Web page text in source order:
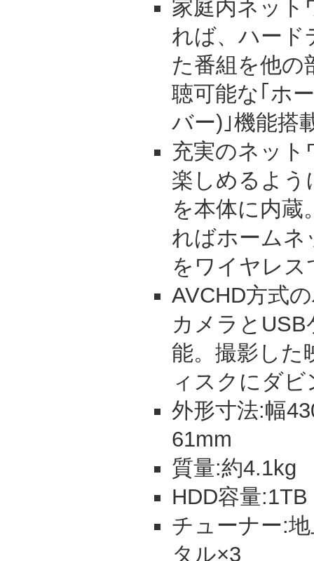
家庭内ネット
れば、ハード
た番組を他の
聴可能な｢ホ
バー)｣機能搭
充実のネット
楽しめるよう
を本体に内蔵
ればホームネ
をワイヤレ
AVCHD方式
カメラと
能。撮影した
ィスクにダ
外形寸法:幅
61mm
質量:約4.1kg
HDD容量:1TB
チューナー:
タル×3